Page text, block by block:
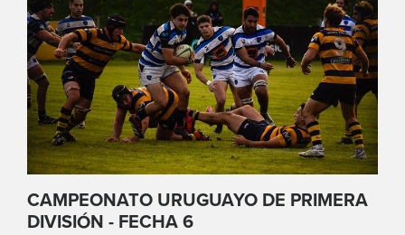
CAMPEONATO URUGUAYO DE PRIMERA
DIVISIÓN - FECHA 6